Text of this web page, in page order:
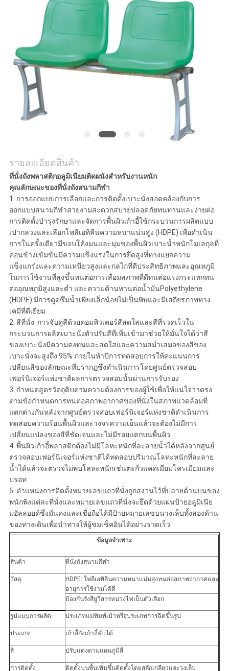
แผนผัง
เว็บไซต์
รายละเอียดสินค้า
ที่นั่งถังพลาสติกอลูมิเนียมติดผนังสำหรับงานหนัก
คุณลักษณะของที่นั่งถังสนามกีฬา
1. การออกแบบการเลือกและการติดตั้งเบาะนั่งสอดคล้องกับการ
ออกแบบสนามกีฬาสวยงามสะดวกสบายปลอดภัยทนทานและง่ายต่อ
การติดตั้งบำรุงรักษาและจัดการพื้นผิวเก้าอี้ใช้กระบวนการผลิตแบบ
เป่ากลวงและเลือกโพลีเอทิลีนความหนาแน่นสูง (HDPE) เพื่อดำเนิน
การในครั้งเดียวมีขอบโค้งมนและมุมของพื้นผิวเบาะน้ำหนักโมเลกุลที่
ค่อนข้างเข้มข้นมีความแข็งแรงในการยึดสูงที่ทางแยกความ
แข็งแกร่งและความเหนียวสูงและกลไกที่ดีประสิทธิภาพและอุณหภูมิ
ในการใช้งานที่สูงขึ้นทนต่อการเสื่อมสภาพที่ดีทนต่อแรงกระแทกทน
ต่ออุณหภูมิสูงและต่ำ และความต้านทานต่อน้ำมันPolyethylene
(HDPE) มีการดูดซึมน้ำเพียงเล็กน้อยไม่เป็นพิษและมีเสถียรภาพทาง
เคมีที่ดีเยี่ยม
2. สีที่นั่ง: การจับคู่สีด้วยคอมพิวเตอร์สีสดใสและสีที่รวดเร็วใน
กระบวนการผลิตเบาะนั่งตัวปรับสีที่เพิ่มเข้ามาช่วยให้มั่นใจได้ว่าสี
ของเบาะนั่งมีความคงทนและสดใสและความสม่ำเสมอของสีของ
เบาะนั่งจะสูงถึง 95% ภายในห้าปีการทดสอบการให้คะแนนการ
เปลี่ยนสีของลักษณะที่ปรากฏซึ่งดำเนินการโดยศูนย์ตรวจสอบ
เฟอร์นิเจอร์แห่งชาติผลการตรวจสอบนั้นผ่านการรับรอง
3. กำหนดสูตรวัตถุดิบตามความต้องการของผู้ใช้เพื่อให้แน่ใจว่าตรง
ตามข้อกำหนดการทนต่อสภาพอากาศของที่นั่งในสภาพแวดล้อมที่
แตกต่างกันหลังจากศูนย์ตรวจสอบเฟอร์นิเจอร์แห่งชาติดำเนินการ
ทดสอบความร้อนพื้นผิวและวงจรความเย็นแล้วจะต้องไม่มีการ
เปลี่ยนแปลงของสีที่ชัดเจนและไม่มีรอยแตกบนพื้นผิว
4. พื้นผิวเก้าอี้พลาสติกต้องไม่มีโลหะหนักที่ละลายน้ำได้หลังจากศูนย์
ตรวจสอบเฟอร์นิเจอร์แห่งชาติได้ทดสอบปริมาณโลหะหนักที่ละลาย
น้ำได้แล้วจะตรวจไม่พบโลหะหนักเช่นตะกั่วแคดเมียมโครเมียมและ
ปรอท
5. ตำแหน่งการติดตั้งหมายเลขแถวที่นั่งถูกสงวนไว้ที่ปลายด้านบนของ
พนักพิงแต่ละที่นั่งและหมายเลขแถวที่นั่งจะยึดด้วยแผ่นป้ายอลูมิเนีย
มอัลลอยด์ซึ่งมั่นคงและเชื่อถือได้มีป้ายหมายเลขบนวงเล็บทั้งสองด้าน
ของทางเดินเพื่อนำทางให้ผู้ชมเช็คอินได้อย่างรวดเร็ว
ข้อมูลจำเพาะ
สินค้า ที่นั่งถังสนามกีฬา
วัสดุ
HDPE: โพลีเอทิลีนความหนาแน่นสูงทนต่อสภาพอากาศและ
อายุการใช้งานได้ดี
ป้องกันรังสียูวีสารหน่วงไฟเป็นตัวเลือก
รูปแบบการผลิต ประเภทแม่พิมพ์เป่าหรือประเภทการฉีดขึ้นรูป
ประเภท เก้าอี้ถังเก้าอี้พับได้
สี ปรับแต่งตามแผนภูมิสี
การติดตั้ง ติดตั้งบนพื้นเพิ่มขึ้นติดตั้งโดยสลักเกลียวและวงเล็บ